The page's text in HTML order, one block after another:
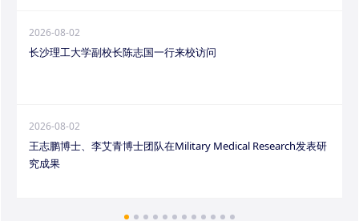
2026-08-02
长沙理工大学副校长陈志国一行来校访问
2026-08-02
王志鹏博士、李艾青博士团队在Military Medical Research发表研
究成果